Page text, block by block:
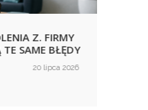
Z. FIRMY
SAME BŁĘDY
20 lipca 2026